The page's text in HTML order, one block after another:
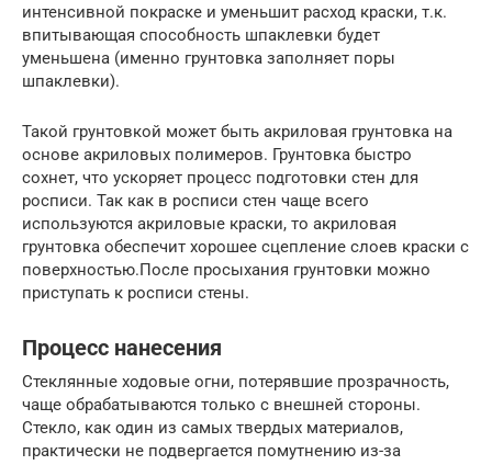
интенсивной покраске и уменьшит расход краски, т.к.
впитывающая способность шпаклевки будет
уменьшена (именно грунтовка заполняет поры
шпаклевки).
Такой грунтовкой может быть акриловая грунтовка на
основе акриловых полимеров. Грунтовка быстро
сохнет, что ускоряет процесс подготовки стен для
росписи. Так как в росписи стен чаще всего
используются акриловые краски, то акриловая
грунтовка обеспечит хорошее сцепление слоев краски с
поверхностью.После просыхания грунтовки можно
приступать к росписи стены.
Процесс нанесения
Стеклянные ходовые огни, потерявшие прозрачность,
чаще обрабатываются только с внешней стороны.
Стекло, как один из самых твердых материалов,
практически не подвергается помутнению из-за